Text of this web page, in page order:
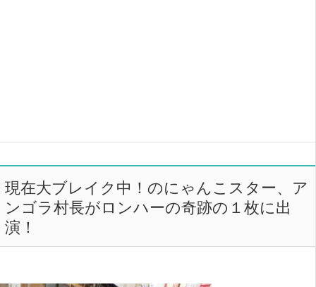
現在大ブレイク中！のにゃんこスター、ア
ンゴラ村長がロンハーの奇跡の１枚に出
演！